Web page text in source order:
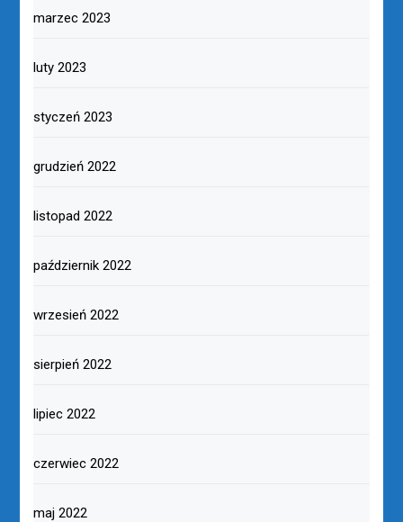
marzec 2023
luty 2023
styczeń 2023
grudzień 2022
listopad 2022
październik 2022
wrzesień 2022
sierpień 2022
lipiec 2022
czerwiec 2022
maj 2022